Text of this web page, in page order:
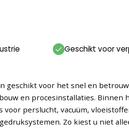
Geschikt voor
geschikt voor het snel en
en procesinstallaties. Binnen
perslucht, vacuüm,
Zo kiest u niet